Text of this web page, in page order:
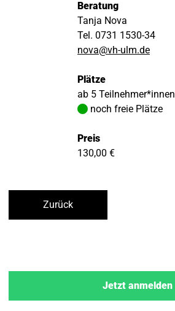
Beratung
Tanja Nova
Tel. 0731 1530-34
nova@vh-ulm.de
Plätze
ab 5 Teilnehmer*innen
noch freie Plätze
Preis
130,00 €
Zurück
Jetzt anmelden